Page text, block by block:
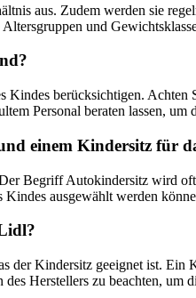
aus. Zudem werden sie
und
berücksichtigen.
Personal beraten lassen,
einem Kindersitz für
Begriff Autokindersitz wird
ausgewählt werden
der Kindersitz geeignet ist.
Herstellers zu beachten, um